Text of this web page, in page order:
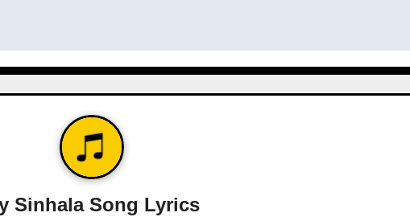
Sinhala Song Lyrics